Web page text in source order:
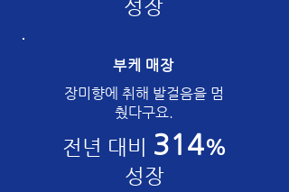
성장
부케 매장
장미향에 취해 발걸음을 멈
췄다구요.
전년 대비 314%
성장